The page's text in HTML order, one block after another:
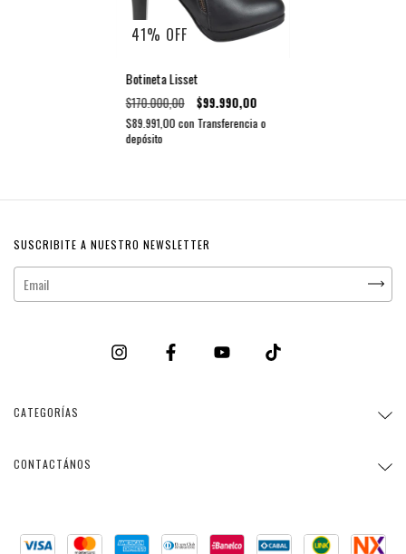
41% OFF
Botineta Lisset
$170.000,00 $99.990,00
$89.991,00 con Transferencia o
depósito
SUSCRIBITE A NUESTRO NEWSLETTER
CATEGORÍAS
CONTACTÁNOS